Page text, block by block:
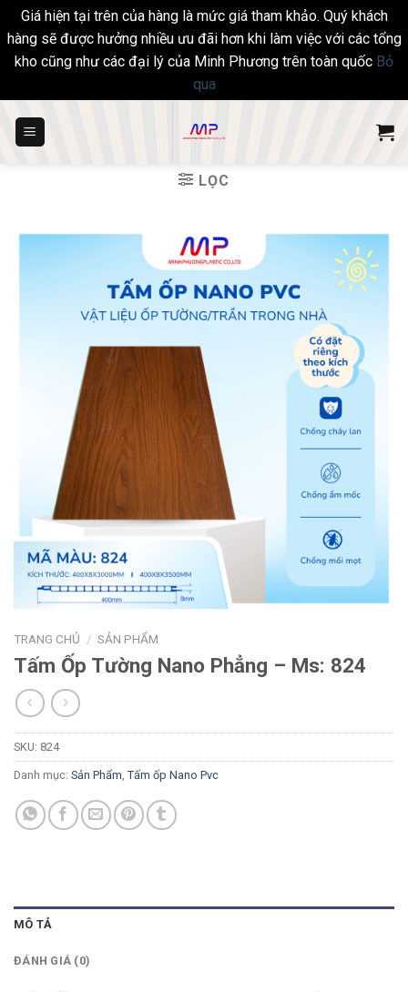
Giá hiện tại trên của hàng là mức giá tham khảo. Quý khách
hàng sẽ được hưởng nhiều ưu đãi hơn khi làm việc với các tổng
kho cũng như các đại lý của Minh Phương trên toàn quốc Bỏ
qua
LỌC
TRANG CHỦ / SẢN PHẨM
Tấm Ốp Tường Nano Phẳng – Ms: 824
SKU: 824
Danh mục: Sản Phẩm Tấm ốp Nano Pvc
MÔ TẢ
ĐÁNH GIÁ (0)